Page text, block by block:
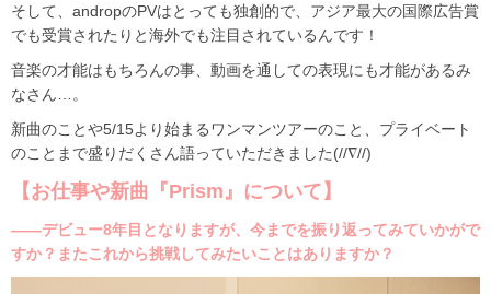
そして、andropのPVはとっても独創的で、アジア最大の国際広告賞
でも受賞されたりと海外でも注目されているんです！
音楽の才能はもちろんの事、動画を通しての表現にも才能があるみ
なさん…。
新曲のことや5/15より始まるワンマンツアーのこと、プライベート
のことまで盛りだくさん語っていただきました(//∇//)
【お仕事や新曲『Prism』について】
――デビュー8年目となりますが、今までを振り返ってみていかがで
すか？またこれから挑戦してみたいことはありますか？